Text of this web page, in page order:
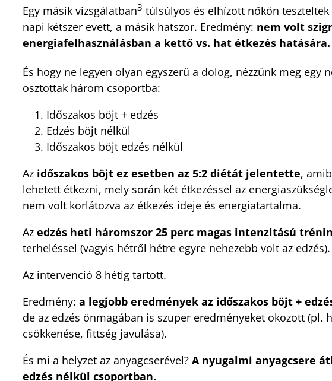
Egy másik vizsgálatban3 túlsúlyos és elhízott nőkön
napi kétszer evett, a másik hatszor. Eredmény: nem volt
energiafelhasználásban a kettő vs. hat étkezés hatására.
És hogy ne legyen olyan egyszerű a dolog, nézzünk meg egy
osztottak három csoportba:
Időszakos böjt + edzés
Edzés böjt nélkül
Időszakos böjt edzés nélkül
Az időszakos böjt ez esetben az 5:2 diétát jelentette,
lehetett étkezni, mely során két étkezéssel az
nem volt korlátozva az étkezés ideje és energiatartalma.
Az edzés heti háromszor 25 perc magas intenzitású
terheléssel (vagyis hétről hétre egyre nehezebb volt az edzés).
Az intervenció 8 hétig tartott.
Eredmény: a legjobb eredmények az időszakos böjt +
de az edzés önmagában is szuper eredményeket okozott (pl.
csökkenése, fittség javulása).
És mi a helyzet az anyagcserével? A nyugalmi anyagcsere
edzés nélkül csoportban.